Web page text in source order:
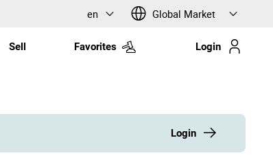
en Global Market
Sell Favorites Login
Login